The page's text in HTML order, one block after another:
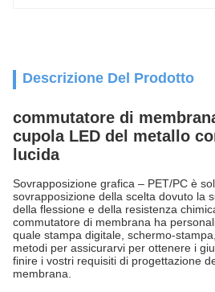
Descrizione Del Prodotto
commutatore di
cupola LED del metallo
lucida
Sovrapposizione grafica – PET/PC è
sovrapposizione della scelta dovuto la
della flessione e della resistenza
commutatore di membrana ha
quale stampa digitale, schermo-
metodi per assicurarvi per ottenere i
finire i vostri requisiti di progettazione
membrana.